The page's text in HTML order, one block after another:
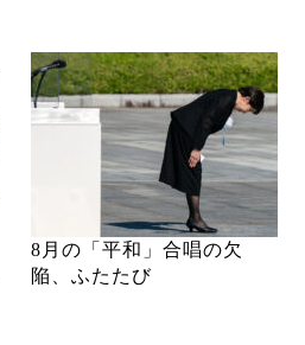
8月の「平和」合唱の欠
陥、ふたたび